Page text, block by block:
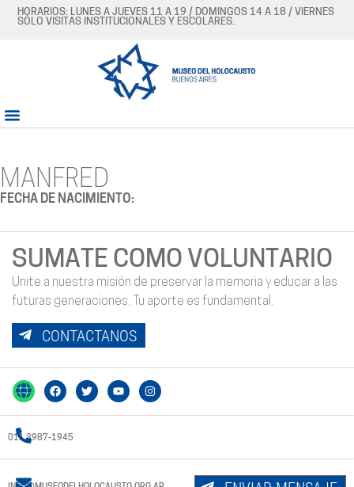
HORARIOS: LUNES A JUEVES 11 A 19 / DOMINGOS 14 A 18 / VIERNES
SÓLO VISITAS INSTITUCIONALES Y ESCOLARES.
MANFRED
FECHA DE NACIMIENTO:
SUMATE COMO VOLUNTARIO
Unite a nuestra misión de preservar la memoria y educar a las
futuras generaciones. Tu aporte es fundamental.
CONTACTANOS
011 3987-1945